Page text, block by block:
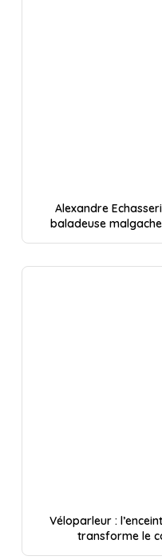
Alexandre
baladeuse
Véloparleur :
transforme le